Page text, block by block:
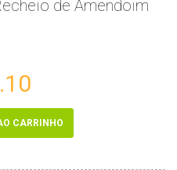
de Amendoim
CARRINHO